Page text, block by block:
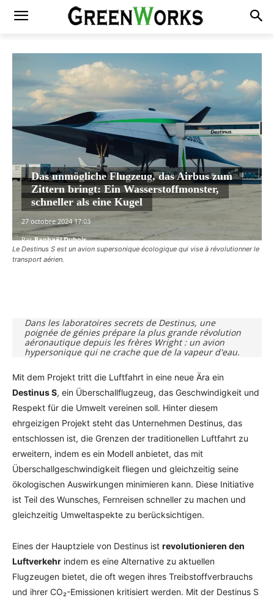
Le Destinus S est un avion supersonique écologique qui vise à révolutionner le
transport aérien.
Das unmögliche Flugzeug, das Airbus zum
Zittern bringt: Ein Wasserstoffmonster,
schneller als eine Kugel
27 octobre 2024 17:03
Par Raphaël Dubois
Dans les laboratoires secrets de Destinus, une
poignée de génies prépare la plus grande révolution
aéronautique depuis les frères Wright : un avion
hypersonique qui ne crache que de la vapeur d'eau.
Mit dem Projekt tritt die Luftfahrt in eine neue Ära ein
Destinus S, ein Überschallflugzeug, das Geschwindigkeit und
Respekt für die Umwelt vereinen soll. Hinter diesem
ehrgeizigen Projekt steht das Unternehmen Destinus, das
entschlossen ist, die Grenzen der traditionellen Luftfahrt zu
erweitern, indem es ein Modell anbietet, das mit
Überschallgeschwindigkeit fliegen und gleichzeitig seine
ökologischen Auswirkungen minimieren kann. Diese Initiative
ist Teil des Wunsches, Fernreisen schneller zu machen und
gleichzeitig Umweltaspekte zu berücksichtigen.
Eines der Hauptziele von Destinus ist revolutionieren den
Luftverkehr indem es eine Alternative zu aktuellen
Flugzeugen bietet, die oft wegen ihres Treibstoffverbrauchs
und ihrer CO₂-Emissionen kritisiert werden. Mit der Destinus S